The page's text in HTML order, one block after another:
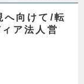
へ向けて/転
ア法人営